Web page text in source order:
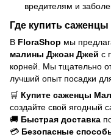
вредителям и
Где купить
В FloraShop мы
малины Джоан Джей с
корней. Мы тщательно
лучший опыт посадки
🛒 Купите саженцы
создайте свой ягодный
🚚 Быстрая доставка
💳 Безопасные